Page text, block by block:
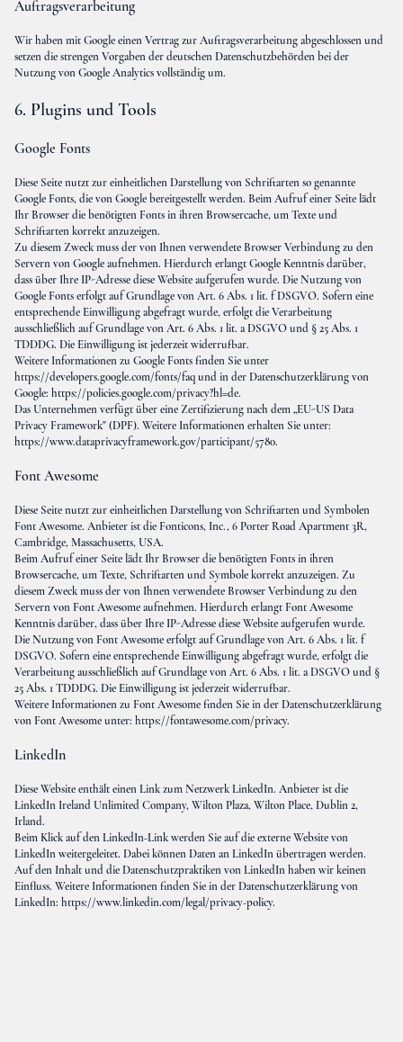
Auftragsverarbeitung
Wir haben mit Google einen Vertrag zur Auftragsverarbeitung abgeschlossen und
setzen die strengen Vorgaben der deutschen Datenschutzbehörden bei der
Nutzung von Google Analytics vollständig um.
6. Plugins und Tools
Google Fonts
Diese Seite nutzt zur einheitlichen Darstellung von Schriftarten so genannte
Google Fonts, die von Google bereitgestellt werden. Beim Aufruf einer Seite lädt
Ihr Browser die benötigten Fonts in ihren Browsercache, um Texte und
Schriftarten korrekt anzuzeigen.
Zu diesem Zweck muss der von Ihnen verwendete Browser Verbindung zu den
Servern von Google aufnehmen. Hierdurch erlangt Google Kenntnis darüber,
dass über Ihre IP-Adresse diese Website aufgerufen wurde. Die Nutzung von
Google Fonts erfolgt auf Grundlage von Art. 6 Abs. 1 lit. f DSGVO. Sofern eine
entsprechende Einwilligung abgefragt wurde, erfolgt die Verarbeitung
ausschließlich auf Grundlage von Art. 6 Abs. 1 lit. a DSGVO und § 25 Abs. 1
TDDDG. Die Einwilligung ist jederzeit widerrufbar.
Weitere Informationen zu Google Fonts finden Sie unter
https://developers.google.com/fonts/faqund in der Datenschutzerklärung von
Google:https://policies.google.com/privacy?hl=de.
Das Unternehmen verfügt über eine Zertifizierung nach dem „EU-US Data
Privacy Framework" (DPF). Weitere Informationen erhalten Sie unter:
https://www.dataprivacyframework.gov/participant/5780.
Font Awesome
Diese Seite nutzt zur einheitlichen Darstellung von Schriftarten und Symbolen
Font Awesome. Anbieter ist die Fonticons, Inc., 6 Porter Road Apartment 3R,
Cambridge, Massachusetts, USA.
Beim Aufruf einer Seite lädt Ihr Browser die benötigten Fonts in ihren
Browsercache, um Texte, Schriftarten und Symbole korrekt anzuzeigen. Zu
diesem Zweck muss der von Ihnen verwendete Browser Verbindung zu den
Servern von Font Awesome aufnehmen. Hierdurch erlangt Font Awesome
Kenntnis darüber, dass über Ihre IP-Adresse diese Website aufgerufen wurde.
Die Nutzung von Font Awesome erfolgt auf Grundlage von Art. 6 Abs. 1 lit. f
DSGVO. Sofern eine entsprechende Einwilligung abgefragt wurde, erfolgt die
Verarbeitung ausschließlich auf Grundlage von Art. 6 Abs. 1 lit. a DSGVO und §
25 Abs. 1 TDDDG. Die Einwilligung ist jederzeit widerrufbar.
Weitere Informationen zu Font Awesome finden Sie in der Datenschutzerklärung
von Font Awesome unter:https://fontawesome.com/privacy.
LinkedIn
Diese Website enthält einen Link zum Netzwerk LinkedIn. Anbieter ist die
LinkedIn Ireland Unlimited Company, Wilton Plaza, Wilton Place, Dublin 2,
Irland.
Beim Klick auf den LinkedIn-Link werden Sie auf die externe Website von
LinkedIn weitergeleitet. Dabei können Daten an LinkedIn übertragen werden.
Auf den Inhalt und die Datenschutzpraktiken von LinkedIn haben wir keinen
Einfluss. Weitere Informationen finden Sie in der Datenschutzerklärung von
LinkedIn:https://www.linkedin.com/legal/privacy-policy.